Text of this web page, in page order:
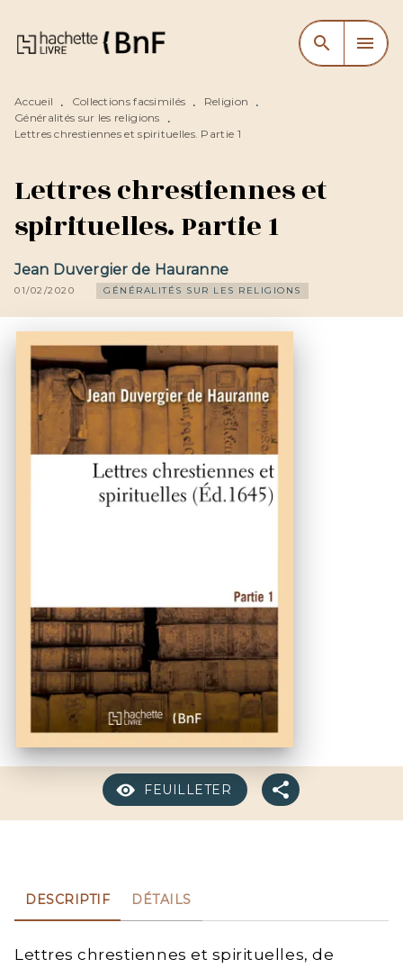
MENU RECHERCHE
CONTENU
search menu
Accueil • Collections facsimilés • Religion
•
Généralités sur les religions
•
Lettres chrestiennes et spirituelles. Partie 1
Lettres chrestiennes et
spirituelles. Partie 1
Jean Duvergier de Hauranne
01/02/2020 GÉNÉRALITÉS SUR LES RELIGIONS
FEUILLETER
DESCRIPTIF DÉTAILS
Lettres chrestiennes et spirituelles, de